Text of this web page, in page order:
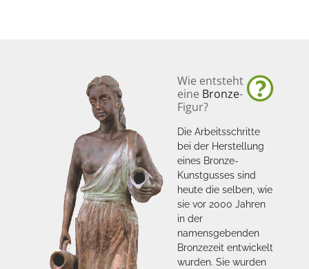
Wie entsteht
eine Bronze-
Figur?
Die Arbeitsschritte
bei der Herstellung
eines Bronze-
Kunstgusses sind
heute die selben, wie
sie vor 2000 Jahren
in der
namensgebenden
Bronzezeit entwickelt
wurden. Sie wurden